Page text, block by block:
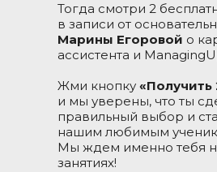
Тогда смотри 2
в записи от
Марины Егоровой о
ассистента и
Жми кнопку «Получить
и мы уверены, что ты
правильный выбор и
нашим любимым
Мы ждем именно тебя
занятиях!